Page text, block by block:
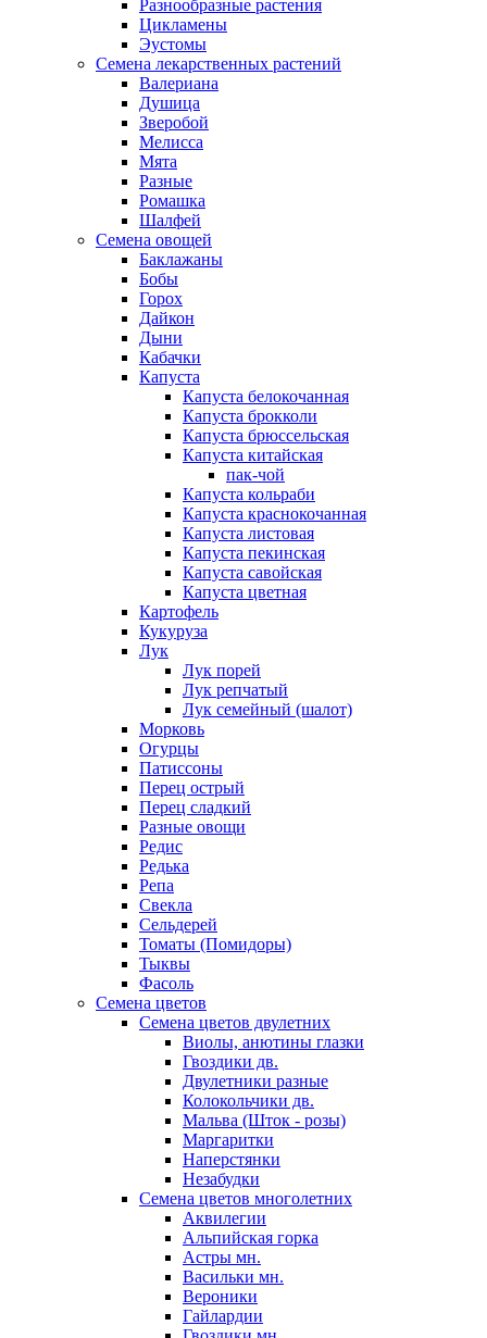
Разнообразные растения
Цикламены
Эустомы
Семена лекарственных растений
Валериана
Душица
Зверобой
Мелисса
Мята
Разные
Ромашка
Шалфей
Семена овощей
Баклажаны
Бобы
Горох
Дайкон
Дыни
Кабачки
Капуста
Капуста белокочанная
Капуста брокколи
Капуста брюссельская
Капуста китайская
пак-чой
Капуста кольраби
Капуста краснокочанная
Капуста листовая
Капуста пекинская
Капуста савойская
Капуста цветная
Картофель
Кукуруза
Лук
Лук порей
Лук репчатый
Лук семейный (шалот)
Морковь
Огурцы
Патиссоны
Перец острый
Перец сладкий
Разные овощи
Редис
Редька
Репа
Свекла
Сельдерей
Томаты (Помидоры)
Тыквы
Фасоль
Семена цветов
Семена цветов двулетних
Виолы, анютины глазки
Гвоздики дв.
Двулетники разные
Колокольчики дв.
Мальва (Шток - розы)
Маргаритки
Наперстянки
Незабудки
Семена цветов многолетних
Аквилегии
Альпийская горка
Астры мн.
Васильки мн.
Вероники
Гайлардии